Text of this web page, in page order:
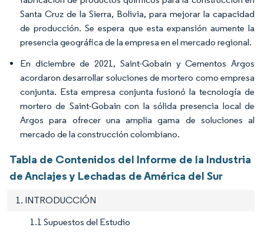
Santa Cruz de la Sierra, Bolivia, para mejorar la capacidad
de producción. Se espera que esta expansión aumente la
presencia geográfica de la empresa en el mercado regional.
En diciembre de 2021, Saint-Gobain y Cementos Argos
acordaron desarrollar soluciones de mortero como empresa
conjunta. Esta empresa conjunta fusionó la tecnología de
mortero de Saint-Gobain con la sólida presencia local de
Argos para ofrecer una amplia gama de soluciones al
mercado de la construcción colombiano.
Tabla de Contenidos del Informe de la Industria
de Anclajes y Lechadas de América del Sur
1. INTRODUCCIÓN
1.1 Supuestos del Estudio